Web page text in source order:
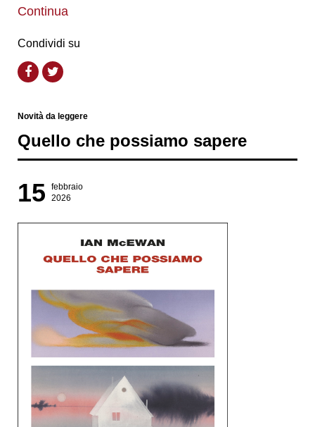
Continua
Condividi su
Novità da leggere
Quello che possiamo sapere
15
febbraio
2026